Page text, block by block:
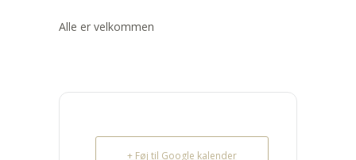
Alle er velkommen
+ Føj til Google kalender